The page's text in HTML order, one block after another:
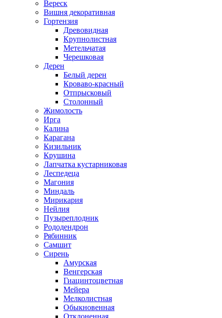
Вереск
Вишня декоративная
Гортензия
Древовидная
Крупнолистная
Метельчатая
Черешковая
Дерен
Белый дерен
Кроваво-красный
Отпрысковый
Столонный
Жимолость
Ирга
Калина
Карагана
Кизильник
Крушина
Лапчатка кустарниковая
Леспедеца
Магония
Миндаль
Мирикария
Нейлия
Пузыреплодник
Рододендрон
Рябинник
Самшит
Сирень
Амурская
Венгерская
Гиацинтоцветная
Мейера
Мелколистная
Обыкновенная
Отклоненная